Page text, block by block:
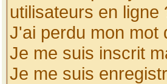
utilisateurs en ligne
J'ai perdu mon mot
Je me suis inscrit
Je me suis